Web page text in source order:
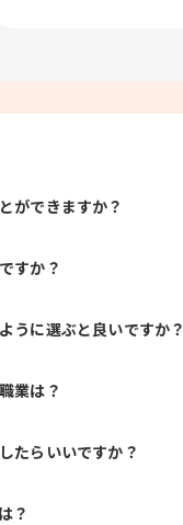
ができますか？
すか？
うに選ぶと良いですか？
業は？
たらいいですか？
？